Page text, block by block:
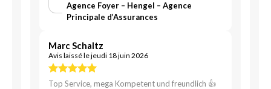
Agence Foyer – Hengel – Agence
Principale d’Assurances
Marc Schaltz
Avis laissé le jeudi 18 juin 2026
Top Service, mega Kompetent und freundlich 👍